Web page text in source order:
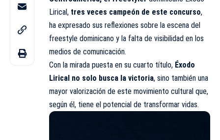
Lirical, tres veces campeón de este concurso,
ha expresado sus reflexiones sobre la escena del
freestyle dominicano y la falta de visibilidad en los
medios de comunicación.
Con la mirada puesta en su cuarto título, Éxodo
Lirical no solo busca la victoria, sino también una
mayor valorización de este movimiento cultural que,
según él, tiene el potencial de transformar vidas.